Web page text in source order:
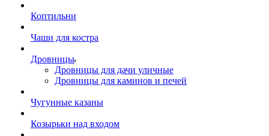
Коптильни
Чаши для костра
Дровницы
Дровницы для дачи уличные
Дровницы для каминов и печей
Чугунные казаны
Козырьки над входом